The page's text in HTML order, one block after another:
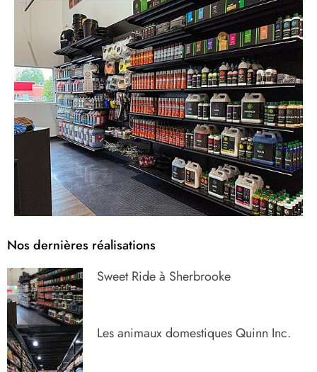
Nos dernières réalisations
Sweet Ride à Sherbrooke
Les animaux domestiques Quinn Inc.